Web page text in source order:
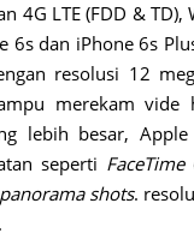
4G LTE (FDD & TD),
6s dan iPhone 6s
resolusi 12
merekam vide
lebih besar,
seperti FaceTime
shots.